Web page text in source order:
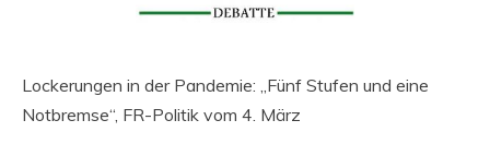
Lockerungen in der Pandemie: „Fünf Stufen und eine
Notbremse“, FR-Politik vom 4. März